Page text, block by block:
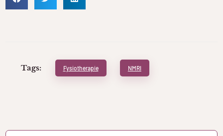
Tags: Fysiotherapie NMRI